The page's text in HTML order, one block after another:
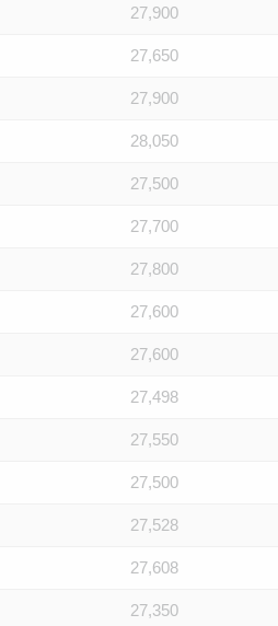
27,900
27,650
27,900
28,050
27,500
27,700
27,800
27,600
27,600
27,498
27,550
27,500
27,528
27,608
27,350